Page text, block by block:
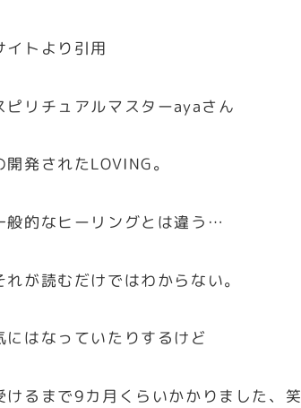
イトより引用
ピリチュアルマスターayaさん
開発されたLOVING。
般的なヒーリングとは違う…
れが読むだけではわからない。
にはなっていたりするけど
けるまで9カ月くらいかかりました、笑